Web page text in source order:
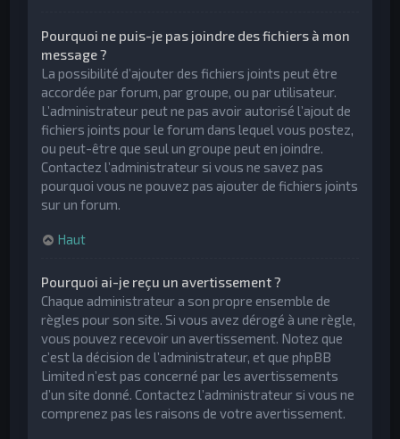
Pourquoi ne puis-je pas joindre des fichiers à mon
message ?
La possibilité d’ajouter des fichiers joints peut être
accordée par forum, par groupe, ou par utilisateur.
L’administrateur peut ne pas avoir autorisé l’ajout de
fichiers joints pour le forum dans lequel vous postez,
ou peut-être que seul un groupe peut en joindre.
Contactez l’administrateur si vous ne savez pas
pourquoi vous ne pouvez pas ajouter de fichiers joints
sur un forum.
Haut
Pourquoi ai-je reçu un avertissement ?
Chaque administrateur a son propre ensemble de
règles pour son site. Si vous avez dérogé à une règle,
vous pouvez recevoir un avertissement. Notez que
c’est la décision de l’administrateur, et que phpBB
Limited n’est pas concerné par les avertissements
d’un site donné. Contactez l’administrateur si vous ne
comprenez pas les raisons de votre avertissement.